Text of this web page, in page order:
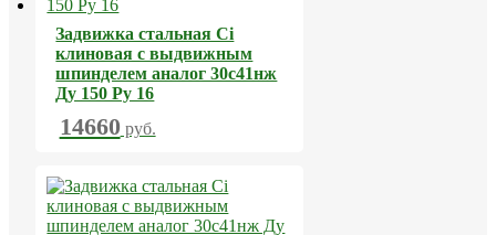
Задвижка стальная Ci
клиновая с выдвижным
шпинделем аналог 30с41нж
Ду 150 Ру 16
14660 руб.